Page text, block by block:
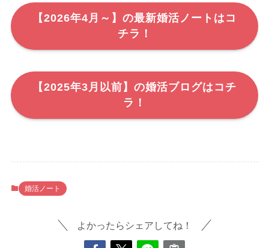
【2026年4月～】の最新婚活ノートはコ
チラ！
【2025年3月以前】の婚活ブログはコチ
ラ！
婚活ノート
よかったらシェアしてね！